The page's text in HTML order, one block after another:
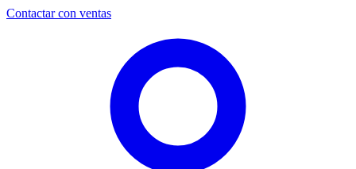
Contactar con ventas